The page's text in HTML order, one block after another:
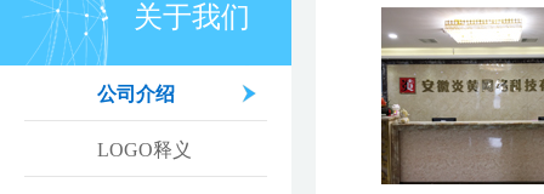
关于我们
公司介绍
LOGO释义